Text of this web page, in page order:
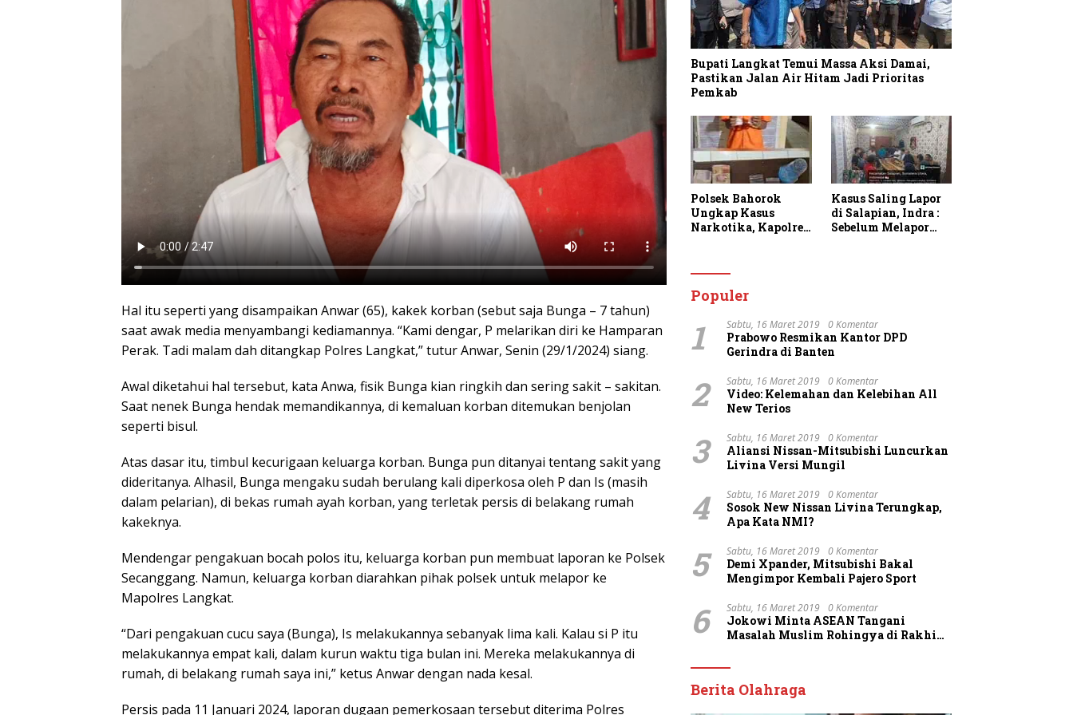
Hal itu seperti yang disampaikan Anwar (65), kakek korban (sebut saja Bunga – 7 tahun)
saat awak media menyambangi kediamannya. “Kami dengar, P melarikan diri ke Hamparan
Perak. Tadi malam dah ditangkap Polres Langkat,” tutur Anwar, Senin (29/1/2024) siang.
Awal diketahui hal tersebut, kata Anwa, fisik Bunga kian ringkih dan sering sakit – sakitan.
Saat nenek Bunga hendak memandikannya, di kemaluan korban ditemukan benjolan
seperti bisul.
Atas dasar itu, timbul kecurigaan keluarga korban. Bunga pun ditanyai tentang sakit yang
dideritanya. Alhasil, Bunga mengaku sudah berulang kali diperkosa oleh P dan Is (masih
dalam pelarian), di bekas rumah ayah korban, yang terletak persis di belakang rumah
kakeknya.
Mendengar pengakuan bocah polos itu, keluarga korban pun membuat laporan ke Polsek
Secanggang. Namun, keluarga korban diarahkan pihak polsek untuk melapor ke
Mapolres Langkat.
“Dari pengakuan cucu saya (Bunga), Is melakukannya sebanyak lima kali. Kalau si P itu
melakukannya empat kali, dalam kurun waktu tiga bulan ini. Mereka melakukannya di
rumah, di belakang rumah saya ini,” ketus Anwar dengan nada kesal.
Persis pada 11 Januari 2024, laporan dugaan pemerkosaan tersebut diterima Polres
Bupati Langkat Temui Massa Aksi Damai,
Pastikan Jalan Air Hitam Jadi Prioritas
Pemkab
Polsek Bahorok
Ungkap Kasus
Narkotika, Kapolres
Ajak Masyarakat
Layanan 110
Kasus Saling Lapor
di Salapian, Indra :
Sebelum Melapor
Populer
1 Sabtu, 16 Maret 2019 0 Komentar
Prabowo Resmikan Kantor DPD
Gerindra di Banten
2 Sabtu, 16 Maret 2019 0 Komentar
Video: Kelemahan dan Kelebihan All
New Terios
3 Sabtu, 16 Maret 2019 0 Komentar
Aliansi Nissan-Mitsubishi Luncurkan
Livina Versi Mungil
4 Sabtu, 16 Maret 2019 0 Komentar
Sosok New Nissan Livina Terungkap,
Apa Kata NMI?
5 Sabtu, 16 Maret 2019 0 Komentar
Demi Xpander, Mitsubishi Bakal
Mengimpor Kembali Pajero Sport
6 Sabtu, 16 Maret 2019 0 Komentar
Jokowi Minta ASEAN Tangani
Masalah Muslim Rohingya di Rakhine
Berita Olahraga